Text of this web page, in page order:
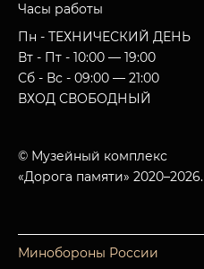
Часы работы
Пн - ТЕХНИЧЕСКИЙ ДЕНЬ
Вт - Пт - 10:00 — 19:00
Сб - Вс - 09:00 — 21:00
ВХОД СВОБОДНЫЙ
© Музейный комплекс
«Дорога памяти» 2020–2026.
Минобороны России